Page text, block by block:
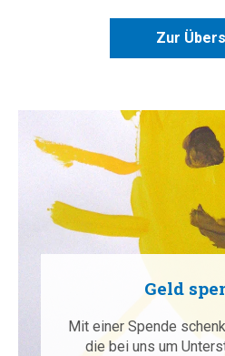
Zur
Geld
Mit einer Spende
die bei uns um